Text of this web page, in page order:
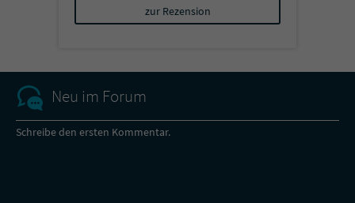
zur Rezension
Neu im Forum
Schreibe den ersten Kommentar.